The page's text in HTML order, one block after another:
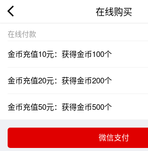
在线购买
在线付款
金币充值10元：获得金币100个
金币充值20元：获得金币200个
金币充值50元：获得金币500个